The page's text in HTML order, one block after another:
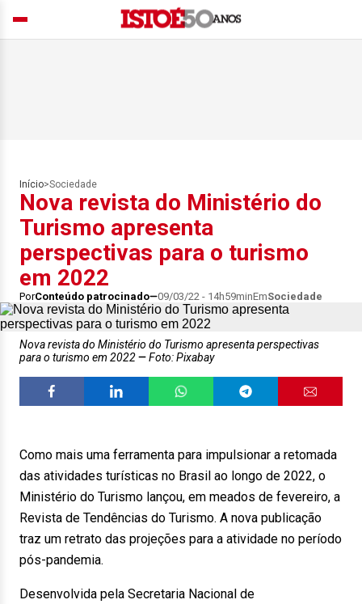
Início>Sociedade
Nova revista do Ministério do
Turismo apresenta
perspectivas para o turismo
em 2022
PorConteúdo patrocinado 09/03/22 - 14h59minEmSociedade
Nova revista do Ministério do Turismo apresenta perspectivas
para o turismo em 2022
Foto: Pixabay
Como mais uma ferramenta para impulsionar a retomada
das atividades turísticas no Brasil ao longo de 2022, o
Ministério do Turismo lançou, em meados de fevereiro, a
Revista de Tendências do Turismo. A nova publicação
traz um retrato das projeções para a atividade no período
pós-pandemia.
Desenvolvida pela Secretaria Nacional de